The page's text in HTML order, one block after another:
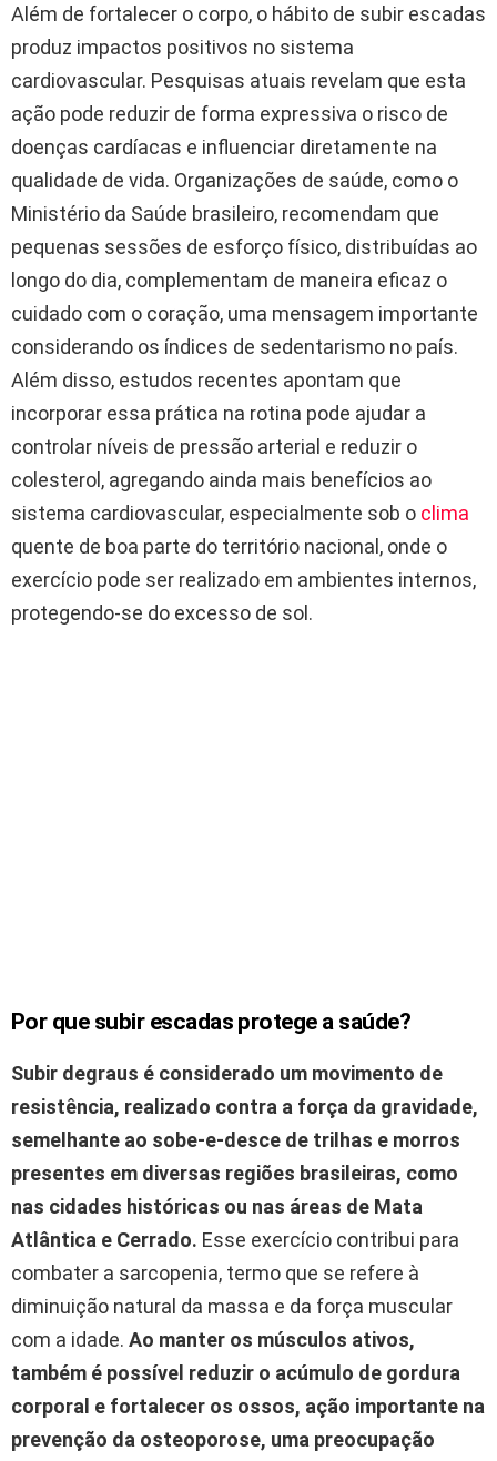
Além de fortalecer o corpo, o hábito de subir escadas
produz impactos positivos no sistema
cardiovascular. Pesquisas atuais revelam que esta
ação pode reduzir de forma expressiva o risco de
doenças cardíacas e influenciar diretamente na
qualidade de vida. Organizações de saúde, como o
Ministério da Saúde brasileiro, recomendam que
pequenas sessões de esforço físico, distribuídas ao
longo do dia, complementam de maneira eficaz o
cuidado com o coração, uma mensagem importante
considerando os índices de sedentarismo no país.
Além disso, estudos recentes apontam que
incorporar essa prática na rotina pode ajudar a
controlar níveis de pressão arterial e reduzir o
colesterol, agregando ainda mais benefícios ao
sistema cardiovascular, especialmente sob o clima
quente de boa parte do território nacional, onde o
exercício pode ser realizado em ambientes internos,
protegendo-se do excesso de sol.
Por que subir escadas protege a saúde?
Subir degraus é considerado um movimento de
resistência, realizado contra a força da gravidade,
semelhante ao sobe-e-desce de trilhas e morros
presentes em diversas regiões brasileiras, como
nas cidades históricas ou nas áreas de Mata
Atlântica e Cerrado. Esse exercício contribui para
combater a sarcopenia, termo que se refere à
diminuição natural da massa e da força muscular
com a idade. Ao manter os músculos ativos,
também é possível reduzir o acúmulo de gordura
corporal e fortalecer os ossos, ação importante na
prevenção da osteoporose, uma preocupação